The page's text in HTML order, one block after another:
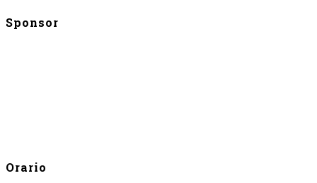
Sponsor
Orario